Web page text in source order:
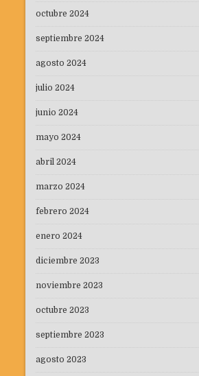
octubre 2024
septiembre 2024
agosto 2024
julio 2024
junio 2024
mayo 2024
abril 2024
marzo 2024
febrero 2024
enero 2024
diciembre 2023
noviembre 2023
octubre 2023
septiembre 2023
agosto 2023